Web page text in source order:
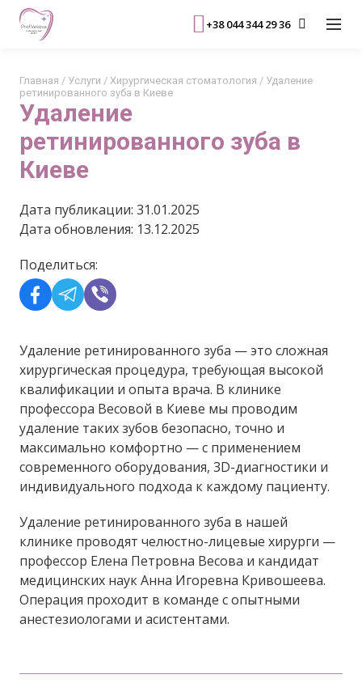
+38 044 344 29 36
Удаление
ретинированного зуба в
Киеве
Главная / Услуги / Хирургическая стоматология / Удаление
ретинированного зуба в Киеве
Дата публикации: 31.01.2025
Дата обновления: 13.12.2025
Поделиться:
Удаление ретинированного зуба — это сложная
хирургическая процедура, требующая высокой
квалификации и опыта врача. В клинике
профессора Весовой в Киеве мы проводим
удаление таких зубов безопасно, точно и
максимально комфортно — с применением
современного оборудования, 3D-диагностики и
индивидуального подхода к каждому пациенту.
Удаление ретинированного зуба в нашей
клинике проводят челюстно-лицевые хирурги —
профессор Елена Петровна Весова и кандидат
медицинских наук Анна Игоревна Кривошеева.
Операция проходит в команде с опытными
анестезиологами и асистентами.